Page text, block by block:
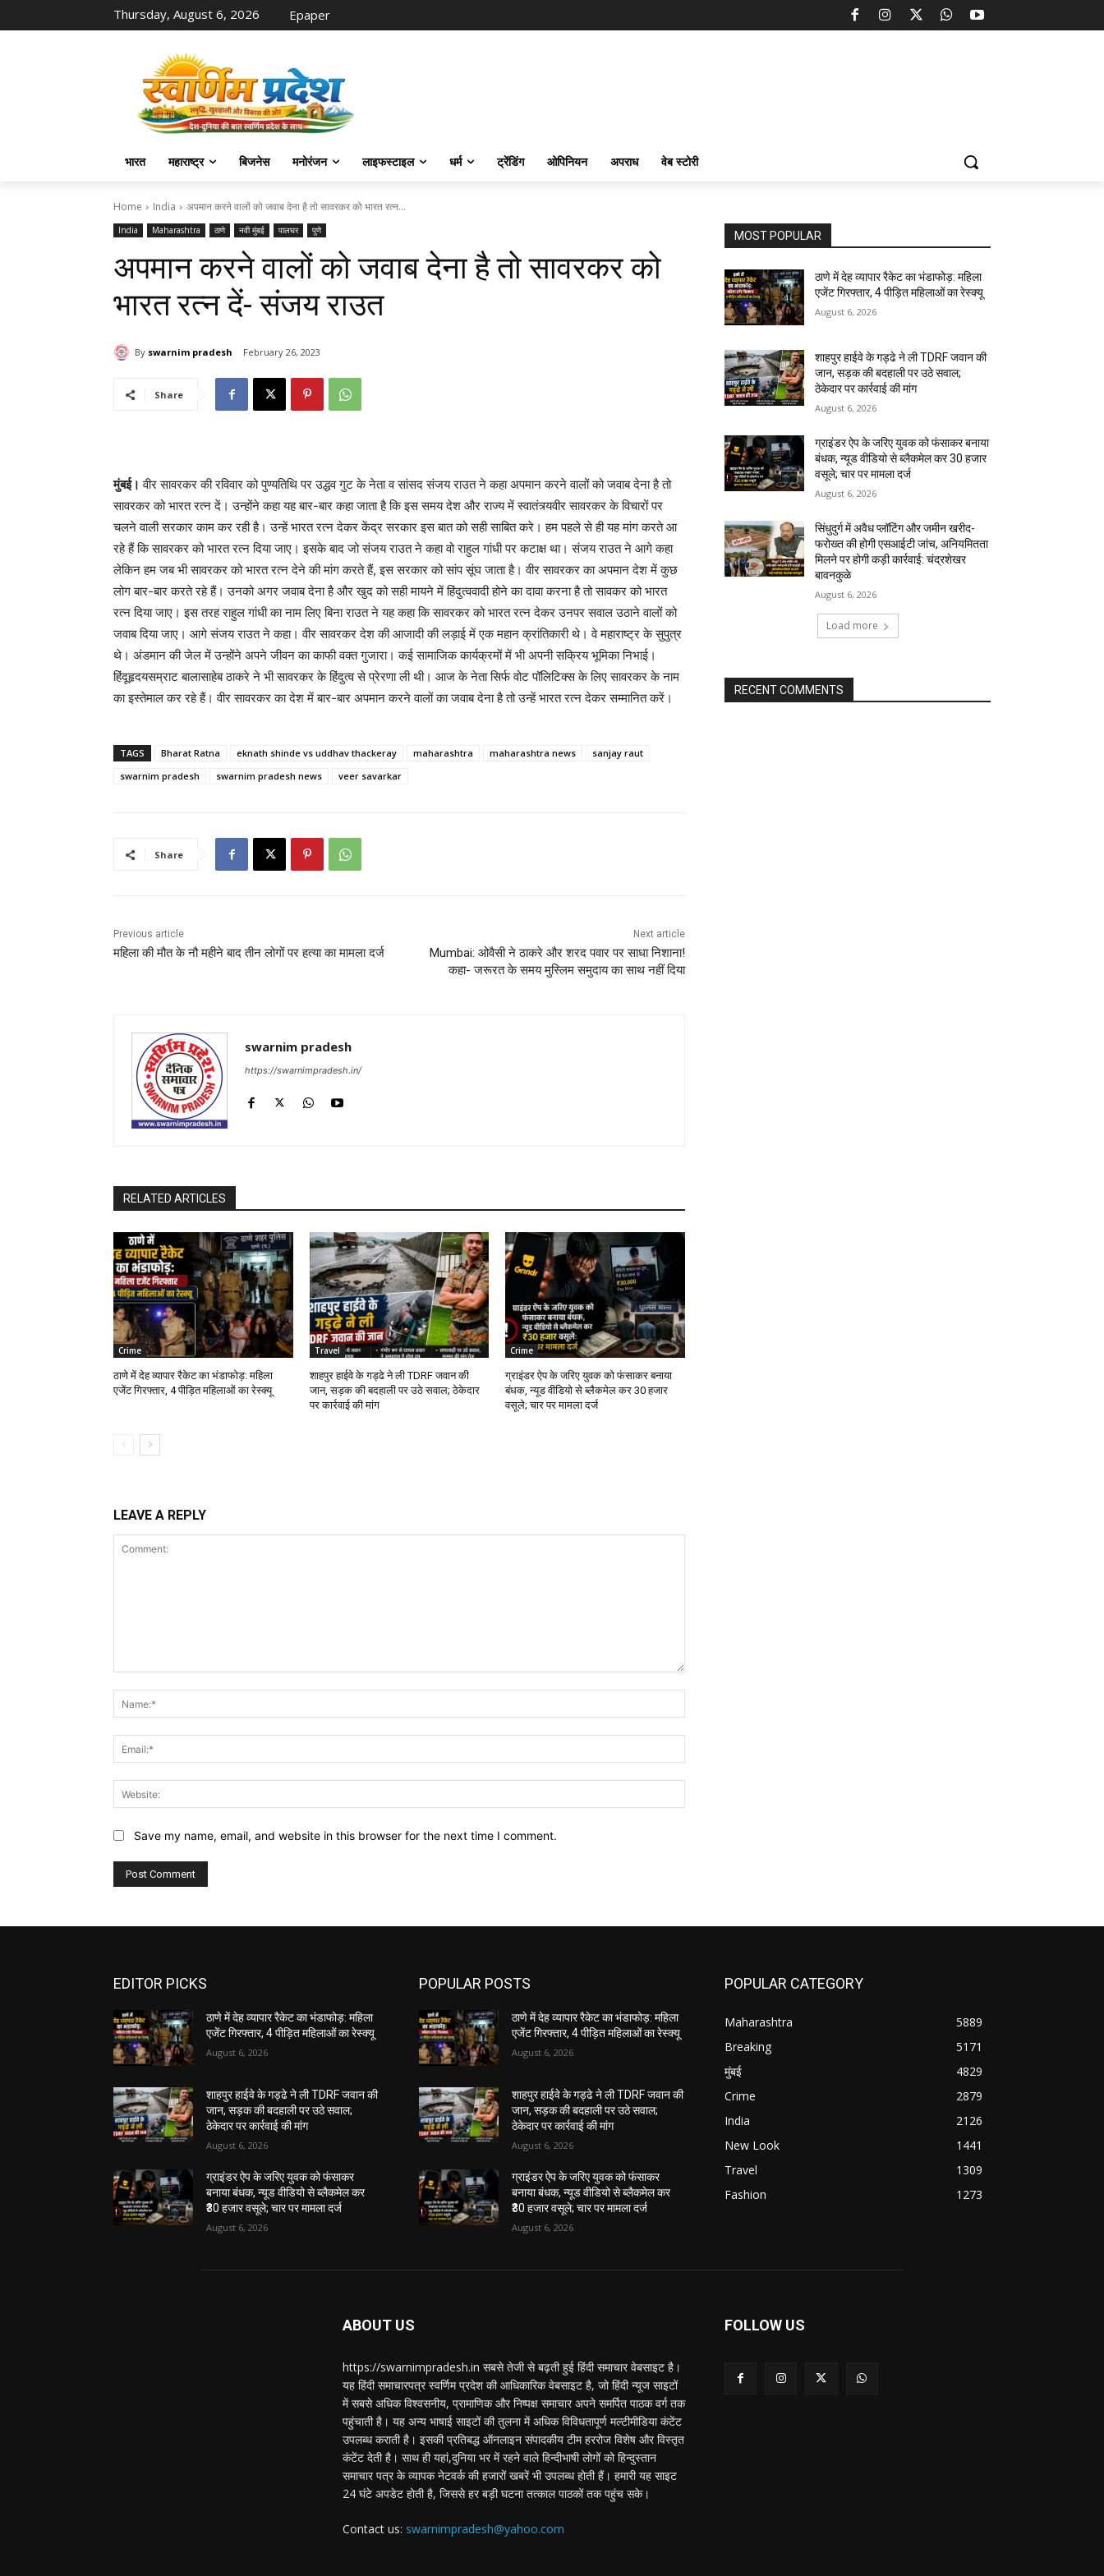
Thursday, August 6, 2026 Epaper
भारत महाराष्ट्र बिजनेस मनोरंजन लाइफस्‍टाइल धर्म ट्रेंडिंग ओपिनियन अपराध वेब स्टोरी
Home India अपमान करने वालों को जवाब देना है तो सावरकर को भारत रत्न...
India Maharashtra ठाणे नवी मुंबई पालघर पुणे
अपमान करने वालों को जवाब देना है तो सावरकर को
भारत रत्न दें- संजय राउत
By swarnim pradesh February 26, 2023
Share
मुंबई। वीर सावरकर की रविवार को पुण्यतिथि पर उद्धव गुट के नेता व सांसद संजय राउत ने कहा अपमान करने वालों को जवाब देना है तो
सावरकर को भारत रत्न दें। उन्होंने कहा यह बार-बार कहा जाता है कि इस समय देश और राज्य में स्वातंत्र्यवीर सावरकर के विचारों पर
चलने वाली सरकार काम कर रही है। उन्हें भारत रत्न देकर केंद्र सरकार इस बात को सही साबित करे। हम पहले से ही यह मांग करते आ
रहे हैं कि सावरकर को भारत रत्न दिया जाए। इसके बाद जो संजय राउत ने कहा वो राहुल गांधी पर कटाक्ष था। संजय राउत ने आगे कहा
लेकिन हम जब भी सावरकर को भारत रत्न देने की मांग करते हैं, इस सरकार को सांप सूंघ जाता है। वीर सावरकर का अपमान देश में कुछ
लोग बार-बार करते रहे हैं। उनको अगर जवाब देना है और खुद को सही मायने में हिंदुत्ववादी होने का दावा करना है तो सावकर को भारत
रत्न दिया जाए। इस तरह राहुल गांधी का नाम लिए बिना राउत ने यह कहा कि सावरकर को भारत रत्न देकर उनपर सवाल उठाने वालों को
जवाब दिया जाए। आगे संजय राउत ने कहा। वीर सावरकर देश की आजादी की लड़ाई में एक महान क्रांतिकारी थे। वे महाराष्ट्र के सुपुत्र
थे। अंडमान की जेल में उन्होंने अपने जीवन का काफी वक्त गुजारा। कई सामाजिक कार्यक्रमों में भी अपनी सक्रिय भूमिका निभाई।
हिंदूहृदयसम्राट बालासाहेब ठाकरे ने भी सावरकर के हिंदुत्व से प्रेरणा ली थी। आज के नेता सिर्फ वोट पॉलिटिक्स के लिए सावरकर के नाम
का इस्तेमाल कर रहे हैं। वीर सावरकर का देश में बार-बार अपमान करने वालों का जवाब देना है तो उन्हें भारत रत्न देकर सम्मानित करें।
TAGS Bharat Ratna eknath shinde vs uddhav thackeray maharashtra maharashtra news
sanjay raut
swarnim pradesh
swarnim pradesh news veer savarkar
Share
Previous article
महिला की मौत के नौ महीने बाद तीन लोगों पर हत्या का मामला दर्ज
Next article
Mumbai: ओवैसी ने ठाकरे और शरद पवार पर साधा निशाना!
कहा- जरूरत के समय मुस्लिम समुदाय का साथ नहीं दिया
swarnim pradesh
https://swarnimpradesh.in/
RELATED ARTICLES
Crime
ठाणे में देह व्यापार रैकेट का भंडाफोड़: महिला
एजेंट गिरफ्तार, 4 पीड़ित महिलाओं का रेस्क्यू
Travel
शाहपुर हाईवे के गड्ढे ने ली TDRF जवान की
जान, सड़क की बदहाली पर उठे सवाल; ठेकेदार
पर कार्रवाई की मांग
Crime
ग्राइंडर ऐप के जरिए युवक को फंसाकर बनाया
बंधक, न्यूड वीडियो से ब्लैकमेल कर ₹30 हजार
वसूले; चार पर मामला दर्ज
LEAVE A REPLY
Save my name, email, and website in this browser for the next time I comment.
MOST POPULAR
ठाणे में देह व्यापार रैकेट का भंडाफोड़: महिला
एजेंट गिरफ्तार, 4 पीड़ित महिलाओं का रेस्क्यू
August 6, 2026
शाहपुर हाईवे के गड्ढे ने ली TDRF जवान की
जान, सड़क की बदहाली पर उठे सवाल;
ठेकेदार पर कार्रवाई की मांग
August 6, 2026
ग्राइंडर ऐप के जरिए युवक को फंसाकर बनाया
बंधक, न्यूड वीडियो से ब्लैकमेल कर ₹30 हजार
वसूले; चार पर मामला दर्ज
August 6, 2026
सिंधुदुर्ग में अवैध प्लॉटिंग और जमीन खरीद-
फरोख्त की होगी एसआईटी जांच, अनियमितता
मिलने पर होगी कड़ी कार्रवाई: चंद्रशेखर
बावनकुळे
August 6, 2026
Load more
RECENT COMMENTS
EDITOR PICKS
ठाणे में देह व्यापार रैकेट का भंडाफोड़: महिला
एजेंट गिरफ्तार, 4 पीड़ित महिलाओं का रेस्क्यू
August 6, 2026
शाहपुर हाईवे के गड्ढे ने ली TDRF जवान की
जान, सड़क की बदहाली पर उठे सवाल;
ठेकेदार पर कार्रवाई की मांग
August 6, 2026
ग्राइंडर ऐप के जरिए युवक को फंसाकर
बनाया बंधक, न्यूड वीडियो से ब्लैकमेल कर
₹30 हजार वसूले; चार पर मामला दर्ज
August 6, 2026
POPULAR POSTS
ठाणे में देह व्यापार रैकेट का भंडाफोड़: महिला
एजेंट गिरफ्तार, 4 पीड़ित महिलाओं का रेस्क्यू
August 6, 2026
शाहपुर हाईवे के गड्ढे ने ली TDRF जवान की
जान, सड़क की बदहाली पर उठे सवाल;
ठेकेदार पर कार्रवाई की मांग
August 6, 2026
ग्राइंडर ऐप के जरिए युवक को फंसाकर
बनाया बंधक, न्यूड वीडियो से ब्लैकमेल कर
₹30 हजार वसूले; चार पर मामला दर्ज
August 6, 2026
POPULAR CATEGORY
Maharashtra
5889
Breaking
5171
मुंबई
4829
Crime
2879
India
2126
New Look
1441
Travel
1309
Fashion
1273
ABOUT US
https://swarnimpradesh.in सबसे तेजी से बढ़ती हुई हिंदी समाचार वेबसाइट है।
यह हिंदी समाचारपत्र स्वर्णिम प्रदेश की आधिकारिक वेबसाइट है, जो हिंदी न्यूज साइटों
में सबसे अधिक विश्वसनीय, प्रामाणिक और निष्पक्ष समाचार अपने समर्पित पाठक वर्ग तक
पहुंचाती है। यह अन्य भाषाई साइटों की तुलना में अधिक विविधतापूर्ण मल्टीमीडिया कंटेंट
उपलब्ध कराती है। इसकी प्रतिबद्ध ऑनलाइन संपादकीय टीम हररोज विशेष और विस्तृत
कंटेंट देती है। साथ ही यहां,दुनिया भर में रहने वाले हिन्दीभाषी लोगों को हिन्दुस्तान
समाचार पत्र के व्यापक नेटवर्क की हजारों खबरें भी उपलब्ध होती हैं। हमारी यह साइट
24 घंटे अपडेट होती है, जिससे हर बड़ी घटना तत्काल पाठकों तक पहुंच सके।
Contact us: swarnimpradesh@yahoo.com
FOLLOW US